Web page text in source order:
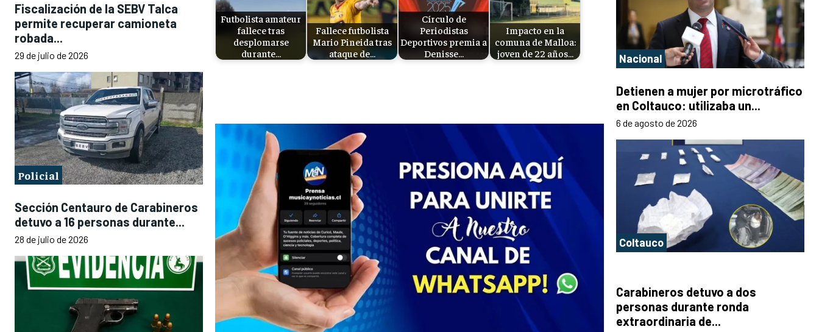
Fiscalización de la SEBV Talca
permite recuperar camioneta
robada...
29 de julio de 2026
Policial
Sección Centauro de Carabineros
detuvo a 16 personas durante...
28 de julio de 2026
Futbolista amateur
fallece tras
desplomarse
durante…
Fallece futbolista
Mario Pineida tras
ataque de…
Círculo de
Periodistas
Deportivos premia a
Denisse…
Impacto en la
comuna de Malloa:
joven de 22 años…
Nacional
Detienen a mujer por microtráfico
en Coltauco: utilizaba un...
6 de agosto de 2026
Coltauco
Carabineros detuvo a dos
personas durante ronda
extraordinaria de...